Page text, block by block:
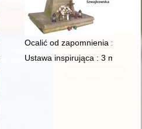
: Słowianie i fantastyka
Ocalić od zapomnienia :
w Opolu
Ustawa inspirująca : 3 maj